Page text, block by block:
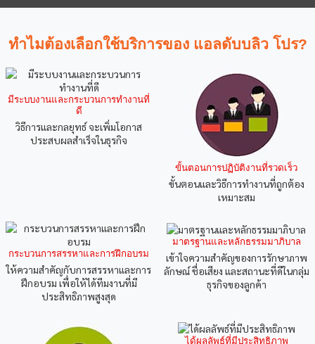
ทำไมต้องเลือกใช้บริการของ แอลดับบลิว โปร?
มีระบบงานและกระบวนการทำงานที่
ดี
วิธีการและกลยุทธ์ จะเพิ่มโอกาส
ประสบผลสำเร็จในธุรกิจ
ขั้นตอนการปฏิบัติงานที่รวดเร็ว
ขั้นตอนและวิธีการทำงานที่ถูกต้อง
เหมาะสม
กระบวนการสรรหาและการฝึกอบรม
ให้ความสำคัญกับการสรรหาและการ
ฝึกอบรม เพื่อให้ได้ทีมงานที่มี
ประสิทธิภาพสูงสุด
มาตรฐานและหลักธรรมมาภิบาล
เข้าใจความสำคัญของการรักษาภาพ
ลักษณ์ ชื่อเสียง และสถานะที่ดีในกลุ่ม
ธุรกิจของลูกค้า
ได้ผลลัพธ์ที่มีประสิทธิภาพ